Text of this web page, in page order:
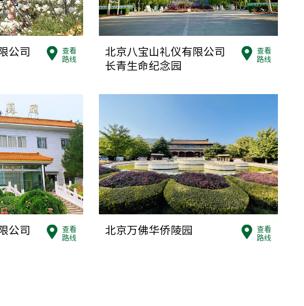
殡仪馆
昌平区昌平镇水屯村北
010-89748388
大兴区天堂河南京开路东
/ 010-60276008
殡仪馆
怀柔区大中富乐村北1200米
仪馆
公司
查看
路线
北京八宝山礼仪有限公司
长青生命纪念园
查看
路线
公司
查看
路线
北京万佛华侨陵园
查看
路线